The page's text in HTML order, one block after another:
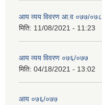
आय व्यय विवरण आ.व ०७७/०७८
मिति: 11/08/2021 - 11:23
आय व्यय विवरण ०७६/०७७
मिति: 04/18/2021 - 13:02
आय ०७६/०७७